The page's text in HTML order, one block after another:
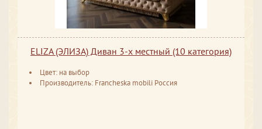
ELIZA (ЭЛИЗА) Диван 3-х местный (10 категория)
Цвет: на выбор
Производитель: Francheska mobili Россия